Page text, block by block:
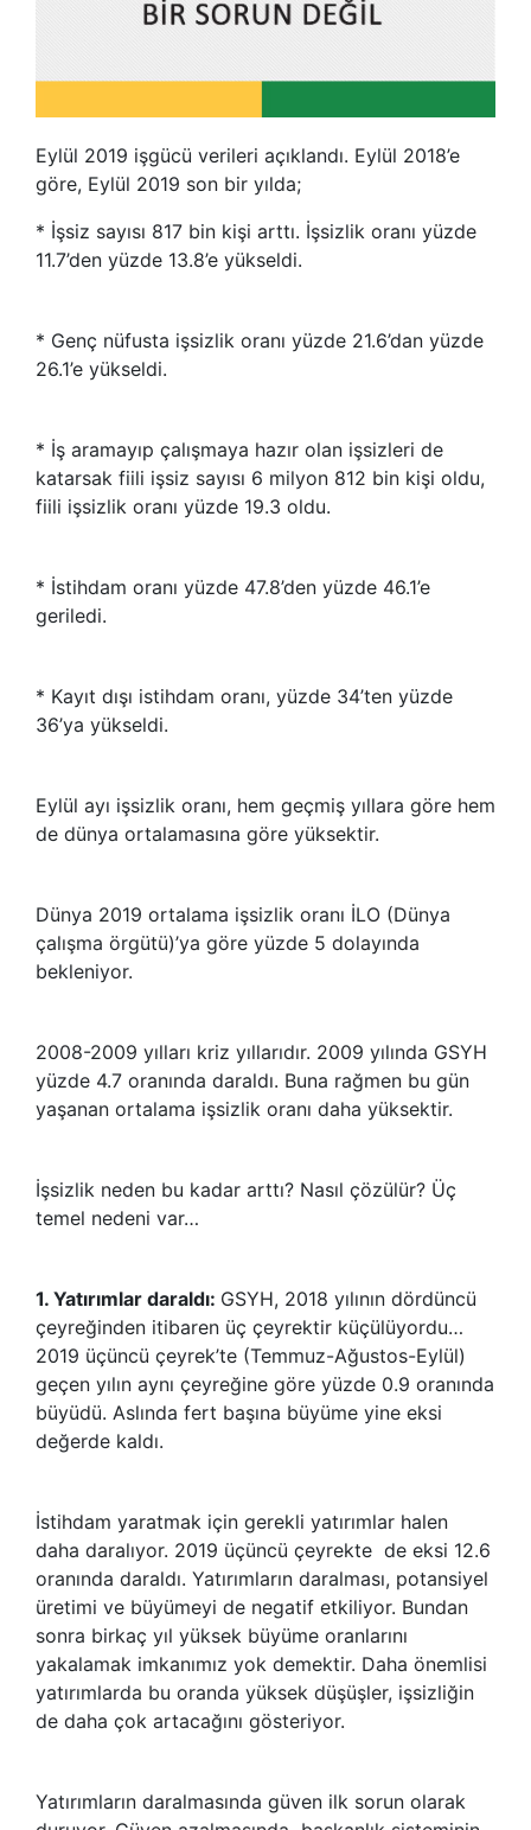
Eylül 2019 işgücü verileri açıklandı. Eylül 2018’e
göre, Eylül 2019 son bir yılda;
* İşsiz sayısı 817 bin kişi arttı. İşsizlik oranı yüzde
11.7’den yüzde 13.8’e yükseldi.
* Genç nüfusta işsizlik oranı yüzde 21.6’dan yüzde
26.1’e yükseldi.
* İş aramayıp çalışmaya hazır olan işsizleri de
katarsak fiili işsiz sayısı 6 milyon 812 bin kişi oldu,
fiili işsizlik oranı yüzde 19.3 oldu.
* İstihdam oranı yüzde 47.8’den yüzde 46.1’e
geriledi.
* Kayıt dışı istihdam oranı, yüzde 34’ten yüzde
36’ya yükseldi.
Eylül ayı işsizlik oranı, hem geçmiş yıllara göre hem
de dünya ortalamasına göre yüksektir.
Dünya 2019 ortalama işsizlik oranı İLO (Dünya
çalışma örgütü)’ya göre yüzde 5 dolayında
bekleniyor.
2008-2009 yılları kriz yıllarıdır. 2009 yılında GSYH
yüzde 4.7 oranında daraldı. Buna rağmen bu gün
yaşanan ortalama işsizlik oranı daha yüksektir.
İşsizlik neden bu kadar arttı? Nasıl çözülür? Üç
temel nedeni var…
1. Yatırımlar daraldı: GSYH, 2018 yılının dördüncü
çeyreğinden itibaren üç çeyrektir küçülüyordu…
2019 üçüncü çeyrek’te (Temmuz-Ağustos-Eylül)
geçen yılın aynı çeyreğine göre yüzde 0.9 oranında
büyüdü. Aslında fert başına büyüme yine eksi
değerde kaldı.
İstihdam yaratmak için gerekli yatırımlar halen
daha daralıyor. 2019 üçüncü çeyrekte de eksi 12.6
oranında daraldı. Yatırımların daralması, potansiyel
üretimi ve büyümeyi de negatif etkiliyor. Bundan
sonra birkaç yıl yüksek büyüme oranlarını
yakalamak imkanımız yok demektir. Daha önemlisi
yatırımlarda bu oranda yüksek düşüşler, işsizliğin
de daha çok artacağını gösteriyor.
Yatırımların daralmasında güven ilk sorun olarak